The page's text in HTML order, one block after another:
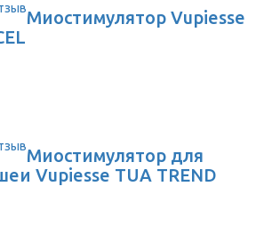
Миостимулятор Vupiesse
Миостимулятор для
Vupiesse TUA TREND